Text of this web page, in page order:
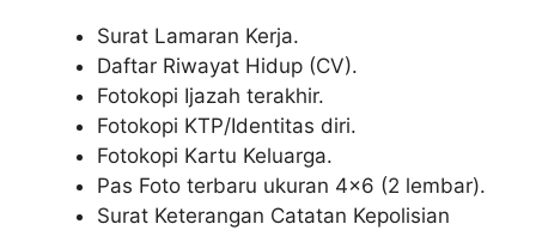
Surat Lamaran Kerja.
Daftar Riwayat Hidup (CV).
Fotokopi Ijazah terakhir.
Fotokopi KTP/Identitas diri.
Fotokopi Kartu Keluarga.
Pas Foto terbaru ukuran 4×6 (2 lembar).
Surat Keterangan Catatan Kepolisian